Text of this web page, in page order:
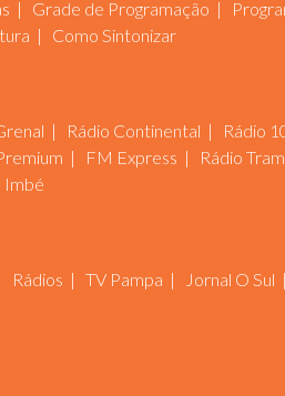
Grade de Programação
Como Sintonizar
Rádio Continental Rádio
FM Express Rádio
Imbé
Rádios TV Pampa Jornal O Sul